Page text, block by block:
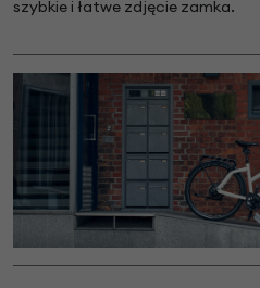
szybkie i łatwe zdjęcie zamka.